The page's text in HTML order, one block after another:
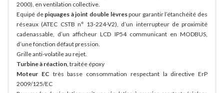
2000), en ventilation collective.
Equipé de piquages à joint double lèvrespour garantir l’étanchéité des
réseaux (ATEC CSTB n° 13-224-V2), d’un interrupteur de proximité
cadenassable, d’un afficheur LCD IP54 communicant en MODBUS,
d’une fonction défaut pression.
Grille anti-volatile au rejet.
Turbine à réaction, traitée époxy
Moteur EC très basse consommation respectant la directive ErP
2009/125/EC